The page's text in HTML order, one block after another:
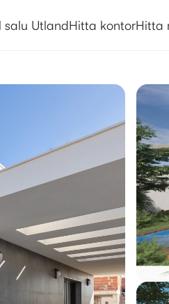
salu UtlandHitta kontorHitta